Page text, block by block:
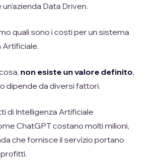
Data Driven.
quali sono i costi per un sistema
Artificiale.
non esiste un valore definito,
dipende da diversi fattori.
di Intelligenza Artificiale
ChatGPT costano molti milioni,
che fornisce il servizio portano